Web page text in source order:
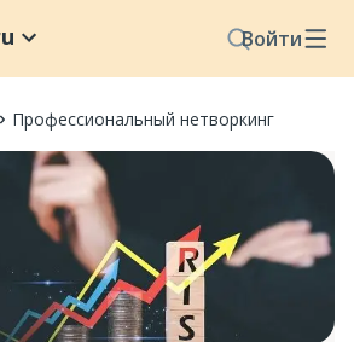
Войти
Профессиональный нетворкинг